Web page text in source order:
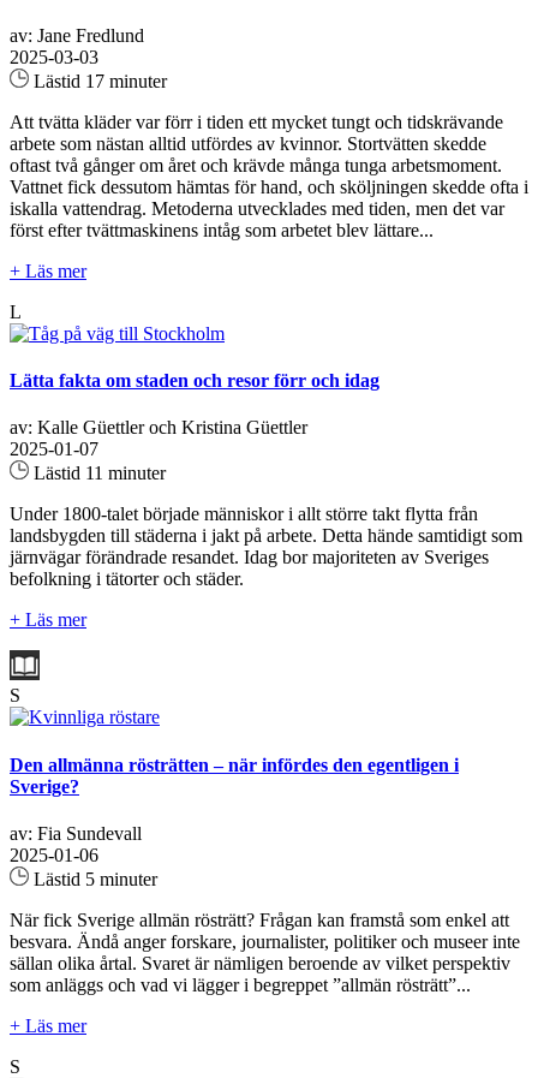
av: Jane Fredlund
2025-03-03
Lästid 17 minuter
Att tvätta kläder var förr i tiden ett mycket tungt och tidskrävande
arbete som nästan alltid utfördes av kvinnor. Stortvätten skedde
oftast två gånger om året och krävde många tunga arbetsmoment.
Vattnet fick dessutom hämtas för hand, och sköljningen skedde ofta i
iskalla vattendrag. Metoderna utvecklades med tiden, men det var
först efter tvättmaskinens intåg som arbetet blev lättare...
+ Läs mer
L
Lätta fakta om staden och resor förr och idag
av: Kalle Güettler och Kristina Güettler
2025-01-07
Lästid 11 minuter
Under 1800-talet började människor i allt större takt flytta från
landsbygden till städerna i jakt på arbete. Detta hände samtidigt som
järnvägar förändrade resandet. Idag bor majoriteten av Sveriges
befolkning i tätorter och städer.
+ Läs mer
S
Den allmänna rösträtten – när infördes den egentligen i
Sverige?
av: Fia Sundevall
2025-01-06
Lästid 5 minuter
När fick Sverige allmän rösträtt? Frågan kan framstå som enkel att
besvara. Ändå anger forskare, journalister, politiker och museer inte
sällan olika årtal. Svaret är nämligen beroende av vilket perspektiv
som anläggs och vad vi lägger i begreppet ”allmän rösträtt”...
+ Läs mer
S